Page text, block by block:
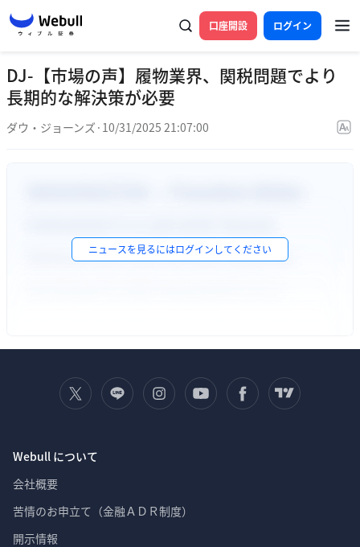
口座開設 ログイン
DJ-【市場の声】履物業界、関税問題でより
長期的な解決策が必要
ダウ・ジョーンズ · 10/31/2025 21:07:00
ニュースを見るにはログインしてください
Webull について
会社概要
苦情のお申立て（金融ＡＤＲ制度）
開示情報